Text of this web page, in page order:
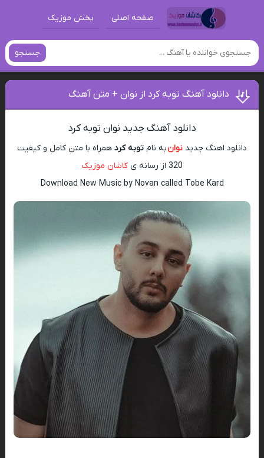
صفحه اصلی پخش موزیک
جستجو
دانلود آهنگ توبه کرد از نوان + متن آهنگ
دانلود آهنگ جدید نوان توبه کرد
دانلود اهنگ جدید نوانبه نام توبه کرد همراه با متن کامل و کیفیت
320 از رسانه ی
کاشان موزیک
Download New Music by Novan called Tobe Kard